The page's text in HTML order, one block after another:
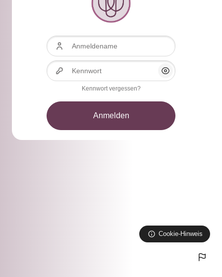
Anmeldename
Kennwort
Anzeigen/
Kennwort vergessen?
Anmelden
Cookie-Hinweis